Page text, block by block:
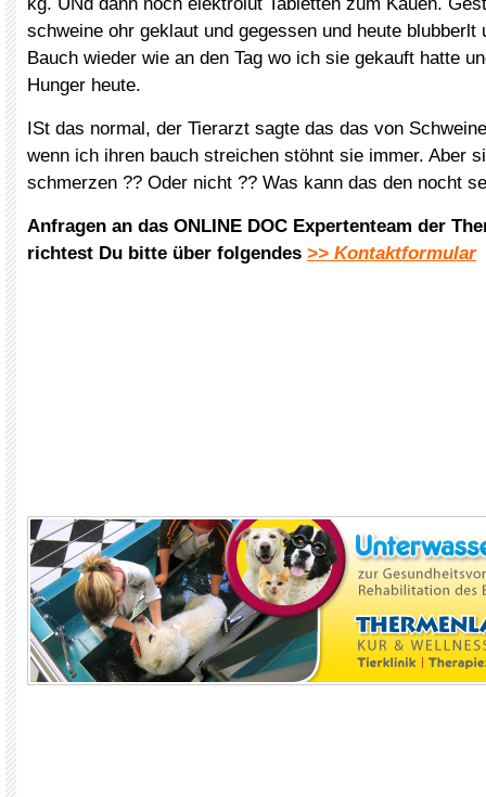
schweine ohr geklaut und gegessen und heute blubberlt
Bauch wieder wie an den Tag wo ich sie gekauft hatte
Hunger heute.
ISt das normal, der Tierarzt sagte das das von
wenn ich ihren bauch streichen stöhnt sie immer. Aber
schmerzen ?? Oder nicht ?? Was kann das den nocht
Anfragen an das ONLINE DOC Expertenteam der
richtest Du bitte über folgendes >> Kontaktformular